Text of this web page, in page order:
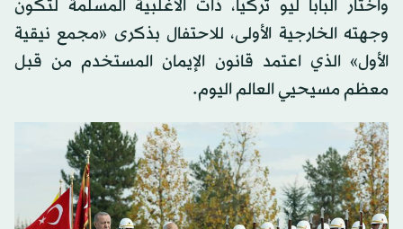
واختار البابا ليو تركيا، ذات الأغلبية المسلمة لتكون
وجهته الخارجية الأولى، للاحتفال بذكرى «مجمع نيقية
الأول» الذي اعتمد قانون الإيمان المستخدم من قبل
معظم مسيحيي العالم اليوم.